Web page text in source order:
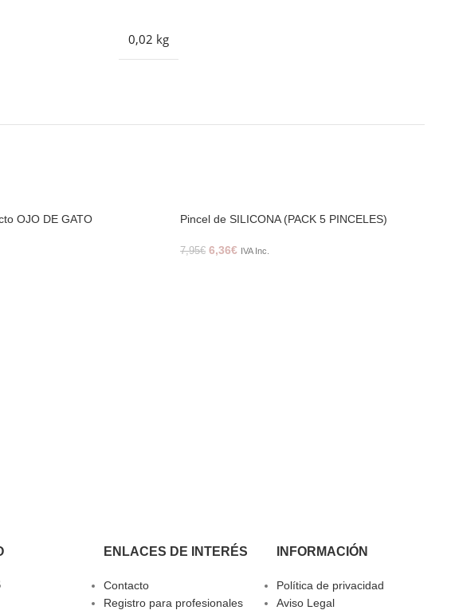
0,02 kg
OJO DE GATO Pincel de SILICONA (PACK 5 PINCELES)
7,95€ 6,36€ IVA Inc.
ENLACES DE INTERÉS
Contacto
Registro para profesionales
INFORMACIÓN
Política de privacidad
Aviso Legal